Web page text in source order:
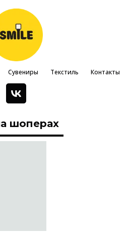
Сувениры Текстиль Контакты
шоперах